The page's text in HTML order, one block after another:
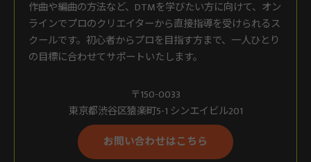
作曲や編曲の方法など、DTMを学びたい方に向けて、オン
ラインでプロのクリエイターから直接指導を受けられるス
クールです。初心者からプロを目指す方まで、一人ひとり
の目標に合わせてサポートいたします。
〒150-0033
東京都渋谷区猿楽町5-1 シンエイビル201
お問い合わせはこちら